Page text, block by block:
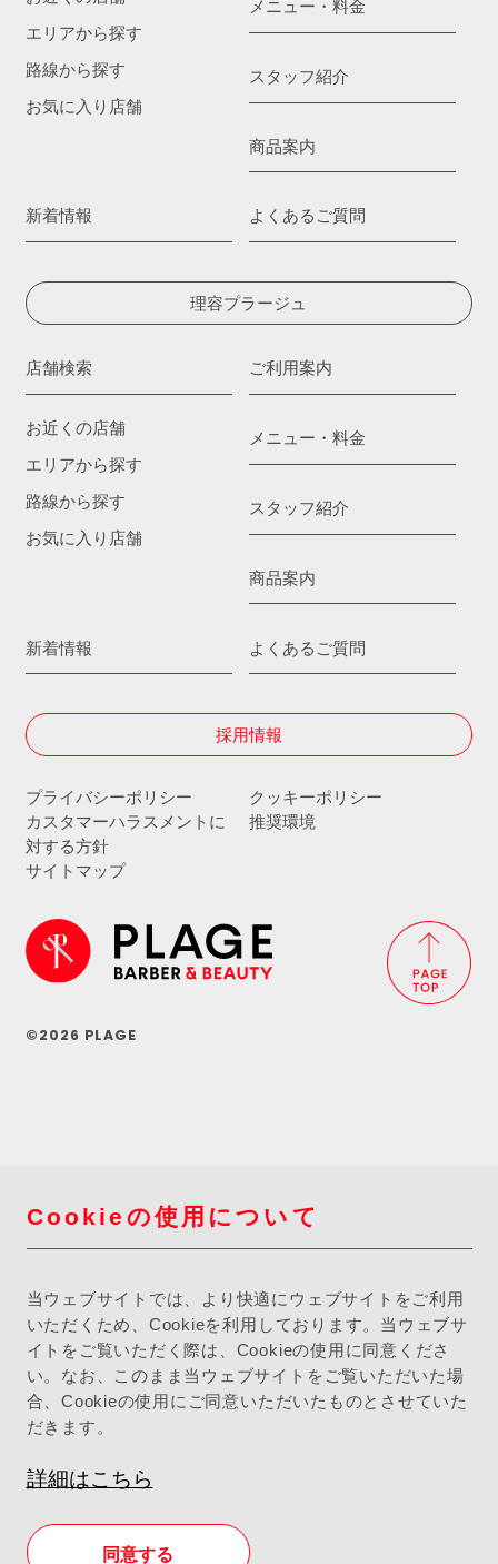
エリアから探す
路線から探す
お気に入り店舗
メニュー・料金
スタッフ紹介
商品案内
新着情報 よくあるご質問
理容プラージュ
店舗検索
お近くの店舗
エリアから探す
路線から探す
お気に入り店舗
ご利用案内
メニュー・料金
スタッフ紹介
商品案内
新着情報 よくあるご質問
採用情報
プライバシーポリシー
クッキーポリシー
カスタマーハラスメントに
対する方針
推奨環境
サイトマップ
©2026 PLAGE
Cookieの使用について
当ウェブサイトでは、より快適にウェブサイトをご利用
いただくため、Cookieを利用しております。当ウェブサ
イトをご覧いただく際は、Cookieの使用に同意くださ
い。なお、このまま当ウェブサイトをご覧いただいた場
合、Cookieの使用にご同意いただいたものとさせていた
だきます。
詳細はこちら
同意する